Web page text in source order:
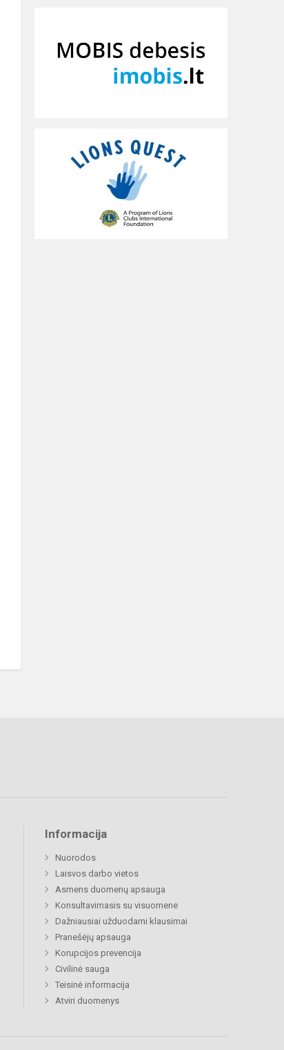
Informacija
Nuorodos
Laisvos darbo vietos
Asmens duomenų apsauga
Konsultavimasis su visuomene
Dažniausiai užduodami klausimai
Pranešėjų apsauga
Korupcijos prevencija
Civilinė sauga
Teisinė informacija
Atviri duomenys